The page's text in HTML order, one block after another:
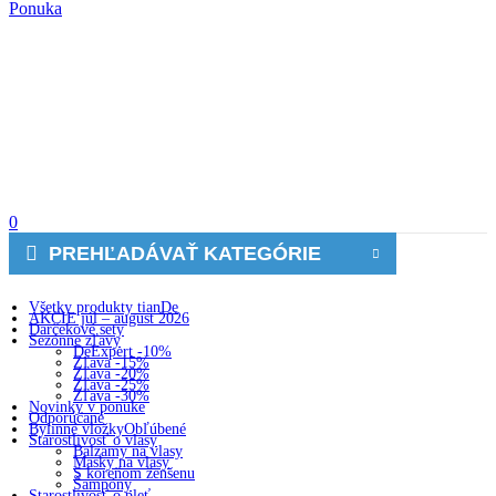
Ponuka
0
PREHĽADÁVAŤ KATEGÓRIE
Všetky produkty tianDe
AKCIE júl – august 2026
Darčekové sety
Sezónne zľavy
DeExpert -10%
Zľava -15%
Zľava -20%
Zľava -25%
Zľava -30%
Novinky v ponuke
Odporúčané
Bylinné vložkyObľúbené
Starostlivosť o vlasy
Balzamy na vlasy
Masky na vlasy
S koreňom ženšenu
Šampóny